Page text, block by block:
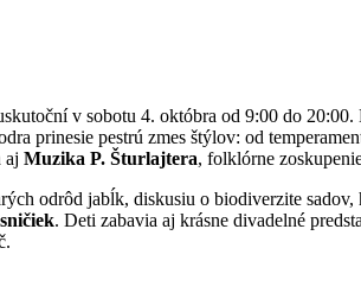
v sobotu 4. októbra od 9:00 do
prinesie pestrú zmes štýlov: od
aj Muzika P. Šturlajtera, folklórne
odrôd jabĺk, diskusiu o biodiverzite
. Deti zabavia aj krásne divadelné